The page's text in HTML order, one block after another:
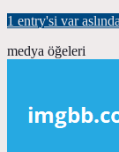
1 entry'si var
medya öğeleri